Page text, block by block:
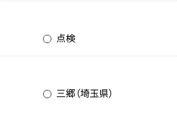
点検
三郷（埼玉県）